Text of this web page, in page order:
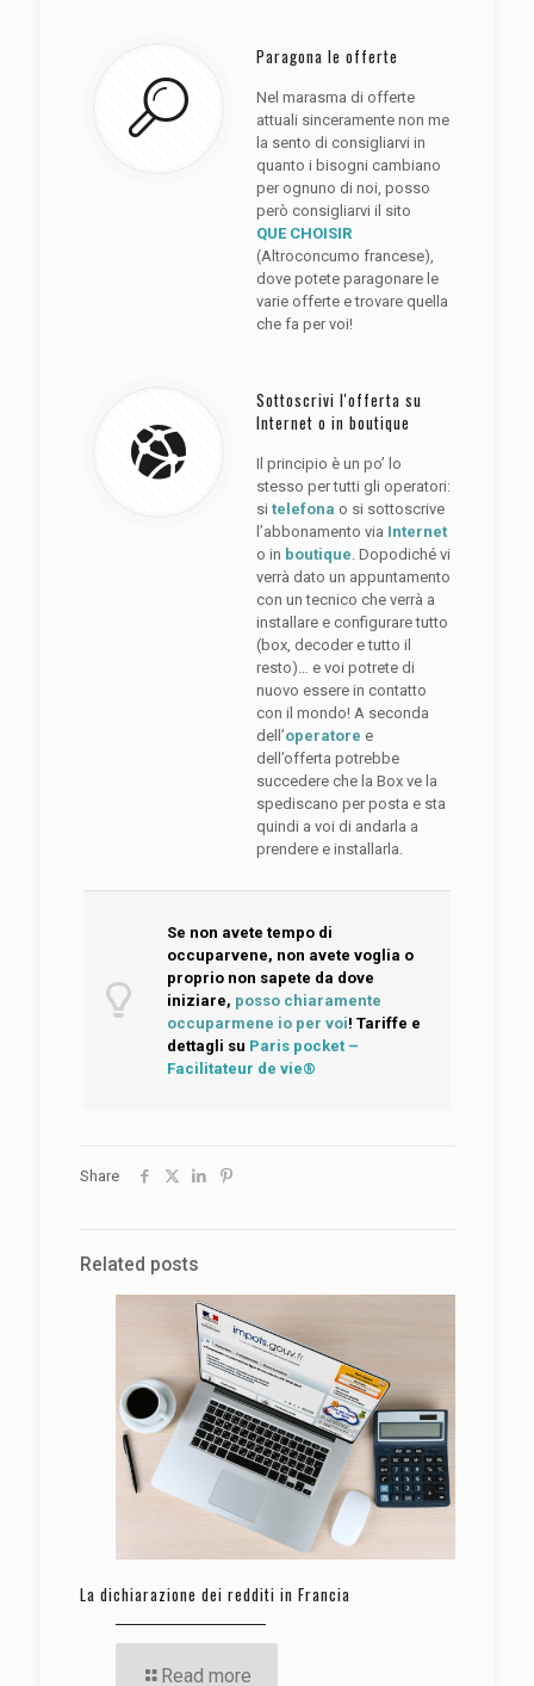
Paragona le offerte
Nel marasma di offerte
attuali sinceramente non me
la sento di consigliarvi in
quanto i bisogni cambiano
per ognuno di noi, posso
però consigliarvi il sito
QUE CHOISIR
(Altroconcumo francese),
dove potete paragonare le
varie offerte e trovare quella
che fa per voi!
Sottoscrivi l'offerta su
Internet o in boutique
Il principio è un po’ lo
stesso per tutti gli operatori:
si telefona o si sottoscrive
l’abbonamento via Internet
o in boutique . Dopodiché vi
verrà dato un appuntamento
con un tecnico che verrà a
installare e configurare tutto
(box, decoder e tutto il
resto)… e voi potrete di
nuovo essere in contatto
con il mondo! A seconda
dell’operatore e
dell’offerta potrebbe
succedere che la Box ve la
spediscano per posta e sta
quindi a voi di andarla a
prendere e installarla.
Se non avete tempo di
occuparvene, non avete voglia o
proprio non sapete da dove
iniziare, posso chiaramente
occuparmene io per voi! Tariffe e
dettagli su Paris pocket –
Facilitateur de vie®
Share
Related posts
La dichiarazione dei redditi in Francia
Read more